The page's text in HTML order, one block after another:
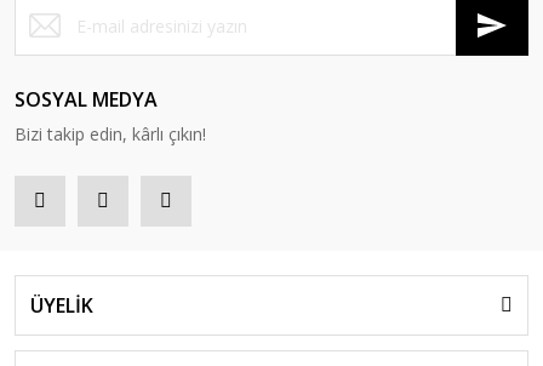
SOSYAL MEDYA
Bizi takip edin, kârlı çıkın!
ÜYELİK